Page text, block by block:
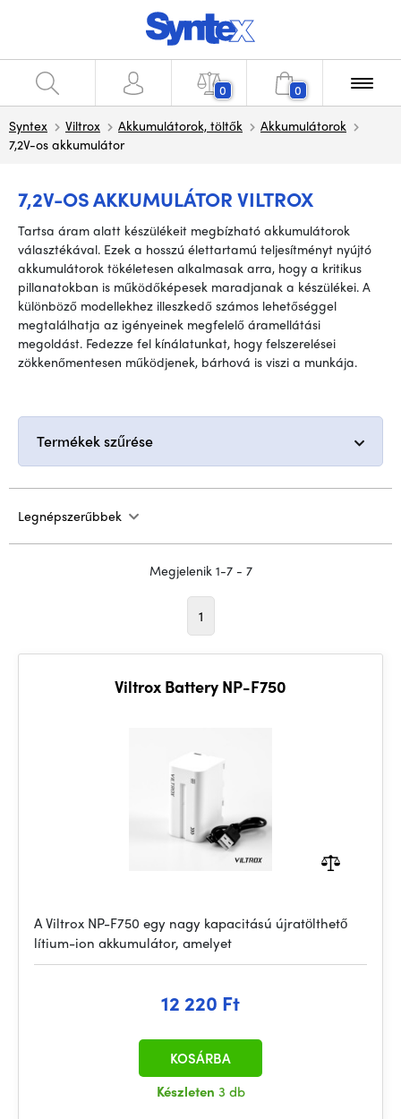
0 0
Syntex Viltrox Akkumulátorok, töltők
Akkumulátorok
7,2V-os akkumulátor
7,2V-OS AKKUMULÁTOR VILTROX
Tartsa áram alatt készülékeit megbízható akkumulátorok
választékával. Ezek a hosszú élettartamú teljesítményt nyújtó
akkumulátorok tökéletesen alkalmasak arra, hogy a kritikus
pillanatokban is működőképesek maradjanak a készülékei. A
különböző modellekhez illeszkedő számos lehetőséggel
megtalálhatja az igényeinek megfelelő áramellátási
megoldást. Fedezze fel kínálatunkat, hogy felszerelései
zökkenőmentesen működjenek, bárhová is viszi a munkája.
Termékek szűrése
Legnépszerűbbek
Megjelenik 1-7 - 7
1
Viltrox Battery NP-F750
A Viltrox NP-F750 egy nagy kapacitású újratölthető
lítium-ion akkumulátor, amelyet
12 220 Ft
Készleten 3 db
KOSÁRBA